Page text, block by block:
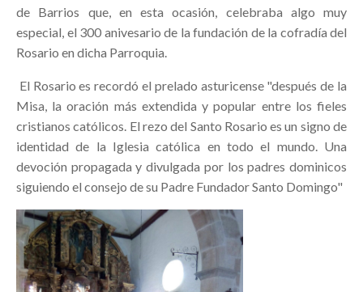
de Barrios que, en esta ocasión, celebraba algo muy
especial, el 300 anivesario de la fundación de la cofradía del
Rosario en dicha Parroquia.
El Rosario es recordó el prelado asturicense "después de la
Misa, la oración más extendida y popular entre los fieles
cristianos católicos. El rezo del Santo Rosario es un signo de
identidad de la Iglesia católica en todo el mundo. Una
devoción propagada y divulgada por los padres dominicos
siguiendo el consejo de su Padre Fundador Santo Domingo"